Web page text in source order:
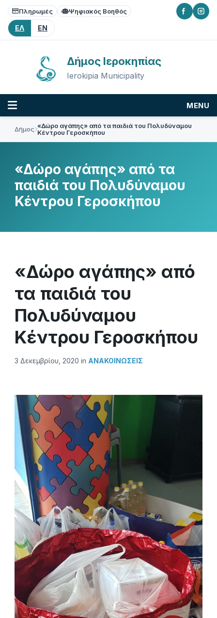
Skip
content
Skip
main
navigation
Skip
footer
Πληρωμές Ψηφιακός Βοηθός
ΕΛ EN
Δήμος Ιεροκηπίας
Ierokipia Municipality
MENU
Δήμος «Δώρο αγάπης» από τα παιδιά του Πολυδύναμου
Κέντρου Γεροσκήπου
«Δώρο αγάπης» από τα
παιδιά του Πολυδύναμου
Κέντρου Γεροσκήπου
«Δώρο αγάπης» από
τα παιδιά του
Πολυδύναμου
Κέντρου Γεροσκήπου
3 Δεκεμβρίου, 2020 in ΑΝΑΚΟΙΝΏΣΕΙΣ